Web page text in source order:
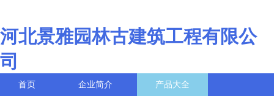
河北景雅园林古建筑工程有限公
司
首页 企业简介 产品大全